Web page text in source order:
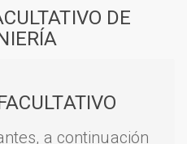
DE
a continuación